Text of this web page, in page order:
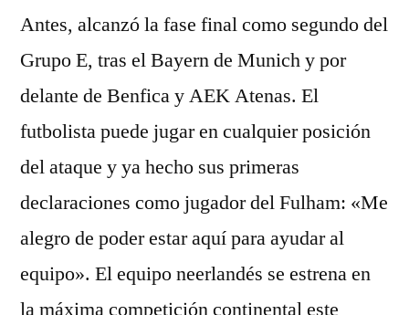
Antes, alcanzó la fase final como segundo del
Grupo E, tras el Bayern de Munich y por
delante de Benfica y AEK Atenas. El
futbolista puede jugar en cualquier posición
del ataque y ya hecho sus primeras
declaraciones como jugador del Fulham: «Me
alegro de poder estar aquí para ayudar al
equipo». El equipo neerlandés se estrena en
la máxima competición continental este